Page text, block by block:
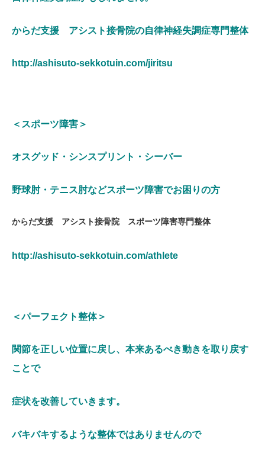
からだ支援 アシスト接骨院の自律神経失調症専門整体
http://ashisuto-sekkotuin.com/jiritsu
＜スポーツ障害＞
オスグッド・シンスプリント・シーバー
野球肘・テニス肘などスポーツ障害でお困りの方
からだ支援 アシスト接骨院 スポーツ障害専門整体
http://ashisuto-sekkotuin.com/athlete
＜パーフェクト整体＞
関節を正しい位置に戻し、本来あるべき動きを取り戻す
ことで
症状を改善していきます。
バキバキするような整体ではありませんので